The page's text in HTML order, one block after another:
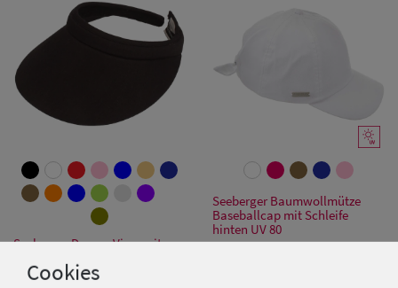
Seeberger Damen Visor mit
Baumwolle
Seeberger Baumwollmütze
Baseballcap mit Schleife
hinten UV 80
Cookies